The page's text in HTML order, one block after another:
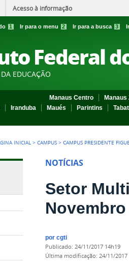
Acesso à informação
1 Ir para o menu 2 Ir para a busca 3
Federal
EDUCAÇÃO
Manaus Centro Manaus
Iranduba Maués Parintins
INICIAL >CAMPUS >CAMPUS PRESIDENTE
NOTÍCIAS
Setor
porcgti
publicado:24/11/2017 14h19
última modificação:24/11/2017